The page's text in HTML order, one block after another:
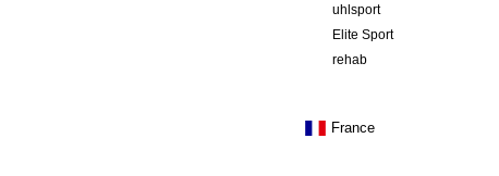
uhlsport
Elite Sport
rehab
France